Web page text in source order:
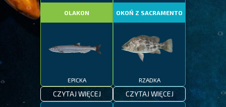
OLAKON
EPICKA
CZYTAJ WIĘCEJ
OKOŃ Z SACRAMENTO
RZADKA
CZYTAJ WIĘCEJ